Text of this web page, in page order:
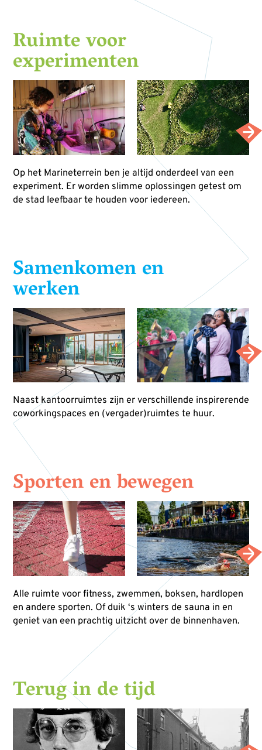
Ruimte voor
experimenten
Op het Marineterrein ben je altijd onderdeel van een
experiment. Er worden slimme oplossingen getest om
de stad leefbaar te houden voor iedereen.
Samenkomen en
werken
Naast kantoorruimtes zijn er verschillende inspirerende
coworkingspaces en (vergader)ruimtes te huur.
Sporten en bewegen
Alle ruimte voor fitness, zwemmen, boksen, hardlopen
en andere sporten. Of duik ‘s winters de sauna in en
geniet van een prachtig uitzicht over de binnenhaven.
Terug in de tijd